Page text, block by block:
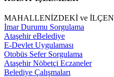
MAHALLENİZDEKİ ve
İmar Durumu Sorgulama
Ataşehir eBelediye
E-Devlet Uygulaması
Otobüs Sefer Sorgulama
Ataşehir Nöbetçi Eczaneler
Belediye Çalışmaları